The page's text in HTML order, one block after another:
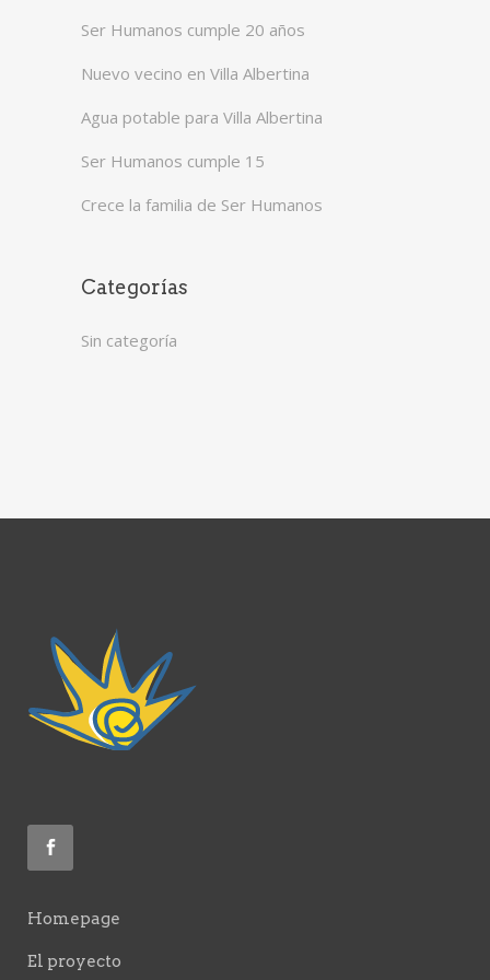
Ser Humanos cumple 20 años
Nuevo vecino en Villa Albertina
Agua potable para Villa Albertina
Ser Humanos cumple 15
Crece la familia de Ser Humanos
Categorías
Sin categoría
Homepage
El proyecto